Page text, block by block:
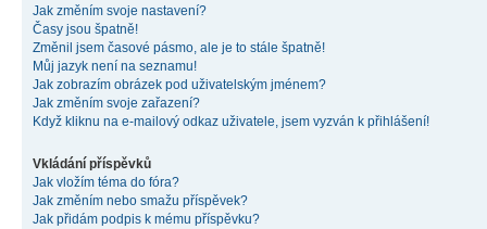
Jak změním svoje nastavení?
Časy jsou špatně!
Změnil jsem časové pásmo, ale je to stále špatně!
Můj jazyk není na seznamu!
Jak zobrazím obrázek pod uživatelským jménem?
Jak změním svoje zařazení?
Když kliknu na e-mailový odkaz uživatele, jsem vyzván k přihlášení!
Vkládání příspěvků
Jak vložím téma do fóra?
Jak změním nebo smažu příspěvek?
Jak přidám podpis k mému příspěvku?